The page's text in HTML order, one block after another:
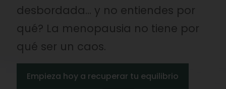
desbordada... y no entiendes por
qué? La menopausia no tiene por
qué ser un caos.
Empieza hoy a recuperar tu equilibrio